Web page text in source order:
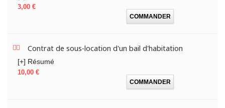
Prix
3,00 €
COMMANDER
Contrat de sous-location d'un bail d'habitation
[+] Résumé
Prix
10,00 €
COMMANDER